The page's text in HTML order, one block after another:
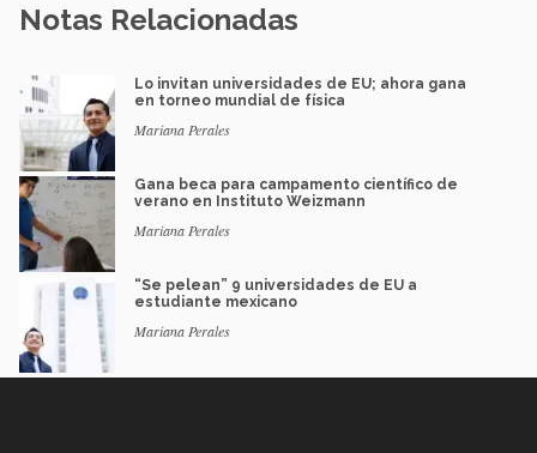
Notas Relacionadas
Lo invitan universidades de EU; ahora gana
en torneo mundial de física
Mariana Perales
Gana beca para campamento científico de
verano en Instituto Weizmann
Mariana Perales
“Se pelean” 9 universidades de EU a
estudiante mexicano
Mariana Perales